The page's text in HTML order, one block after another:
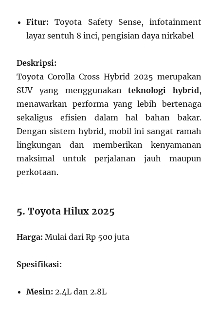
Fitur: Toyota Safety Sense, infotainment
layar sentuh 8 inci, pengisian daya nirkabel
Deskripsi:
Toyota Corolla Cross Hybrid 2025 merupakan
SUV yang menggunakanteknologi hybrid,
menawarkan performa yang lebih bertenaga
sekaligus efisien dalam hal bahan bakar.
Dengan sistem hybrid, mobil ini sangat ramah
lingkungan dan memberikan kenyamanan
maksimal untuk perjalanan jauh maupun
perkotaan.
5.Toyota Hilux 2025
Harga: Mulai dari Rp 500 juta
Spesifikasi:
Mesin: 2.4L dan 2.8L